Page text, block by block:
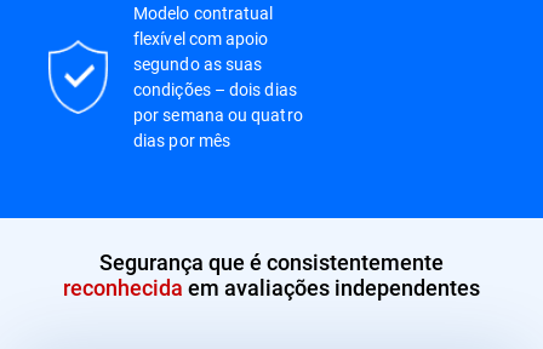
Modelo contratual
flexível com apoio
segundo as suas
condições – dois dias
por semana ou quatro
dias por mês
Segurança que é consistentemente
reconhecida em avaliações independentes